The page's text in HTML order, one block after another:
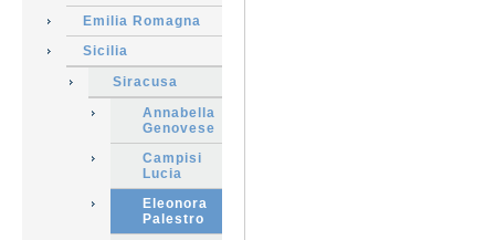
Emilia Romagna
Sicilia
Siracusa
Annabella
Genovese
Campisi
Lucia
Eleonora
Palestro